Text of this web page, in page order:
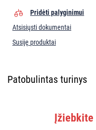
Pridėti palyginimui
Atsisiųsti dokumentai
Susiję produktai
Patobulintas turinys
Įžiebkite